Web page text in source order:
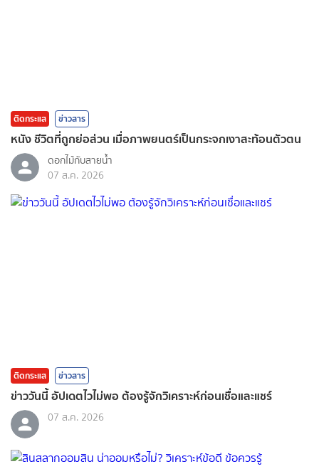
ติดกระแส ข่าวสาร
หนัง ชีวิตที่ถูกย่อส่วน เมื่อภาพยนตร์เป็นกระจกเงาสะท้อนตัวตน
ดอกไม้กับสายน้ำ
07 ส.ค. 2026
ติดกระแส ข่าวสาร
ข่าววันนี้ อัปเดตไวไม่พอ ต้องรู้จักวิเคราะห์ก่อนเชื่อและแชร์
07 ส.ค. 2026